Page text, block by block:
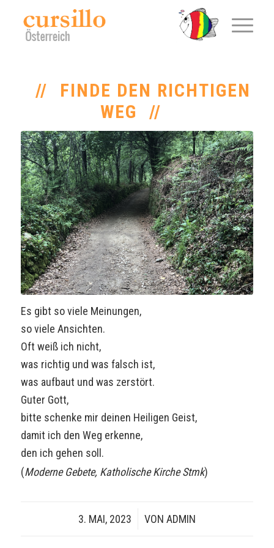
FINDE DEN RICHTIGEN
WEG
Es gibt so viele Meinungen,
so viele Ansichten.
Oft weiß ich nicht,
was richtig und was falsch ist,
was aufbaut und was zerstört.
Guter Gott,
bitte schenke mir deinen Heiligen Geist,
damit ich den Weg erkenne,
den ich gehen soll.
(Moderne Gebete, Katholische Kirche Stmk)
3. MAI, 2023
/ VON ADMIN